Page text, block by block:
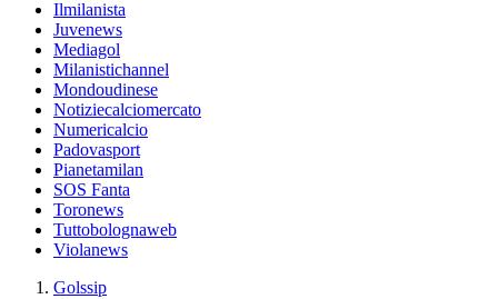
Ilmilanista
Juvenews
Mediagol
Milanistichannel
Mondoudinese
Notiziecalciomercato
Numericalcio
Padovasport
Pianetamilan
SOS Fanta
Toronews
Tuttobolognaweb
Violanews
Golssip